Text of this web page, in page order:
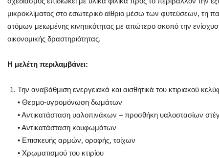
μικροκλίματος στο εσωτερικό αίθριο μέσω των φυτεύσεων, τη
ατόμων μειωμένης κινητικότητας με απώτερο σκοπό την
οικονομικής δραστηριότητας.
Η μελέτη περιλαμβάνει:
Την αναβάθμιση ενεργειακά και αισθητικά του κτιριακού
• Θερμο-υγρομόνωση δωμάτων
• Αντικατάσταση υαλοπινάκων – προσθήκη υαλοστασίων
• Αντικατάσταση κουφωμάτων
• Επισκευής αρμών, οροφής, τοίχων
• Χρωματισμού του κτιρίου